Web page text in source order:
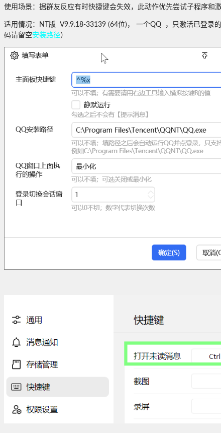
使用场景：据群友反应有时快捷键会失效，此动作优先尝试子程序和
适用情况：NT版 V9.9.18-33139 (64位)， 一个QQ ，只激活已登录
码请留空安装路径）